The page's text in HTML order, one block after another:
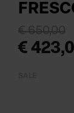
€
€ 650,00